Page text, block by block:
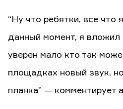
“Ну что ребятки, все что
данный момент, я вложил
уверен мало кто так
площадках новый звук,
планка” — комментирует